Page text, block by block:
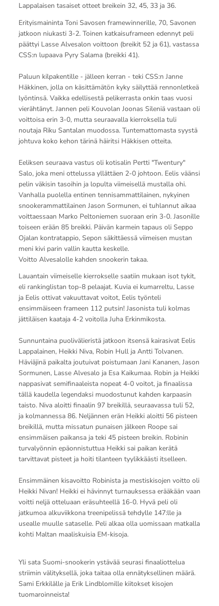
Lappalaisen tasaiset otteet breikein 32, 45, 33 ja 36.
Erityismaininta Toni Savosen framewinnerille, 70, Savonen
jatkoon niukasti 3-2. Toinen katkaisuframeen edennyt peli
päättyi Lasse Alvesalon voittoon (breikit 52 ja 61), vastassa
CSS:n lupaava Pyry Salama (breikki 41).
Paluun kilpakentille - jälleen kerran - teki CSS:n Janne
Häkkinen, jolla on käsittämätön kyky säilyttää rennonletkeä
lyöntinsä. Vaikka edellisestä pelikerrasta onkin taas vuosi
vierähtänyt. Jannen peli Kouvolan Joonas Sileniä vastaan oli
voittoisa erin 3-0, mutta seuraavalla kierroksella tuli
noutaja Riku Santalan muodossa. Tuntemattomasta syystä
johtuva koko kehon tärinä häiritsi Häkkisen otteita.
Eeliksen seuraava vastus oli kotisalin Pertti "Twentury"
Salo, joka meni ottelussa yllättäen 2-0 johtoon. Eelis väänsi
pelin väkisin tasoihin ja lopulta viimeisellä mustalla ohi.
Vanhalla puolella entinen tennisammattilainen, nykyinen
snookerammattilainen Jason Sormunen, ei tuhlannut aikaa
voittaessaan Marko Peltoniemen suoraan erin 3-0. Jasonille
toiseen erään 85 breikki. Päivän karmein tapaus oli Seppo
Ojalan kontratappio, Sepon säkittäessä viimeisen mustan
meni kivi parin vallin kautta keskelle.
Voitto Alvesalolle kahden snookerin takaa.
Lauantain viimeiselle kierrokselle saatiin mukaan isot tykit,
eli rankinglistan top-8 pelaajat. Kuvia ei kumarreltu, Lasse
ja Eelis ottivat vakuuttavat voitot, Eelis työnteli
ensimmäiseen frameen 112 putsin! Jasonista tuli kolmas
jättiläisen kaataja 4-2 voitolla Juha Erkinmikosta.
Sunnuntaina puolivälieristä jatkoon itsensä kairasivat Eelis
Lappalainen, Heikki Niva, Robin Hull ja Antti Tolvanen.
Häviäjinä paikalta joutuivat poistumaan Jani Kananen, Jason
Sormunen, Lasse Alvesalo ja Esa Kaikumaa. Robin ja Heikki
nappasivat semifinaaleista nopeat 4-0 voitot, ja finaalissa
tällä kaudella legendaksi muodostunut kahden karpaasin
taisto. Niva aloitti finaalin 97 breikillä, seuraavassa tuli 52,
ja kolmannessa 86. Neljännen erän Heikki aloitti 56 pisteen
breikillä, mutta missatun punaisen jälkeen Roope sai
ensimmäisen paikansa ja teki 45 pisteen breikin. Robinin
turvalyönnin epäonnistuttua Heikki sai paikan kerätä
tarvittavat pisteet ja hoiti tilanteen tyylikkäästi itselleen.
Ensimmäinen kisavoitto Robinista ja mestiskisojen voitto oli
Heikki Nivan! Heikki ei hävinnyt turnauksessa erääkään vaan
voitti neljä otteluaan eräsuhteellä 16-0. Hyvä peli oli
jatkumoa alkuviikkona treenipelissä tehdylle 147:lle ja
usealle muulle sataselle. Peli alkaa olla uomissaan matkalla
kohti Maltan maaliskuisia EM-kisoja.
Yli sata Suomi-snookerin ystävää seurasi finaaliottelua
striimin välityksellä, joka taitaa olla ennätyksellinen määrä.
Sami Erkkilälle ja Erik Lindblomille kiitokset kisojen
tuomaroinneista!